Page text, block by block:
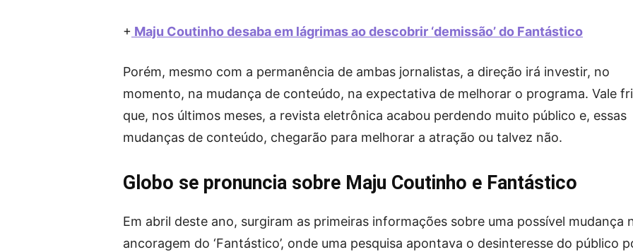
+ Maju Coutinho desaba em lágrimas ao descobrir ‘demissão’ do Fantástico
Porém, mesmo com a permanência de ambas jornalistas, a direção irá investir, no
momento, na mudança de conteúdo, na expectativa de melhorar o programa. Vale
que, nos últimos meses, a revista eletrônica acabou perdendo muito público e, essas
mudanças de conteúdo, chegarão para melhorar a atração ou talvez não.
Globo se pronuncia sobre Maju Coutinho e Fantástico
Em abril deste ano, surgiram as primeiras informações sobre uma possível mudança
ancoragem do ‘Fantástico’, onde uma pesquisa apontava o desinteresse do público